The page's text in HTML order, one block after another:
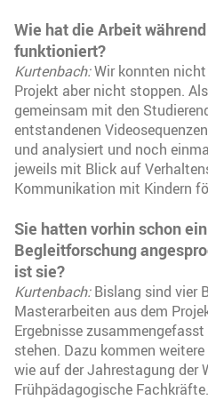
Wie hat die Arbeit
funktioniert?
Kurtenbach:Wir konnten
Projekt aber nicht stoppen.
gemeinsam mit den
entstandenen
und analysiert und noch
jeweils mit Blick auf
Kommunikation mit Kindern
Sie hatten vorhin schon
Begleitforschung
ist sie?
Kurtenbach:Bislang sind vier
Masterarbeiten aus dem
Ergebnisse
stehen. Dazu kommen
wie auf der Jahrestagung der
Frühpädagogische Fachkräfte.